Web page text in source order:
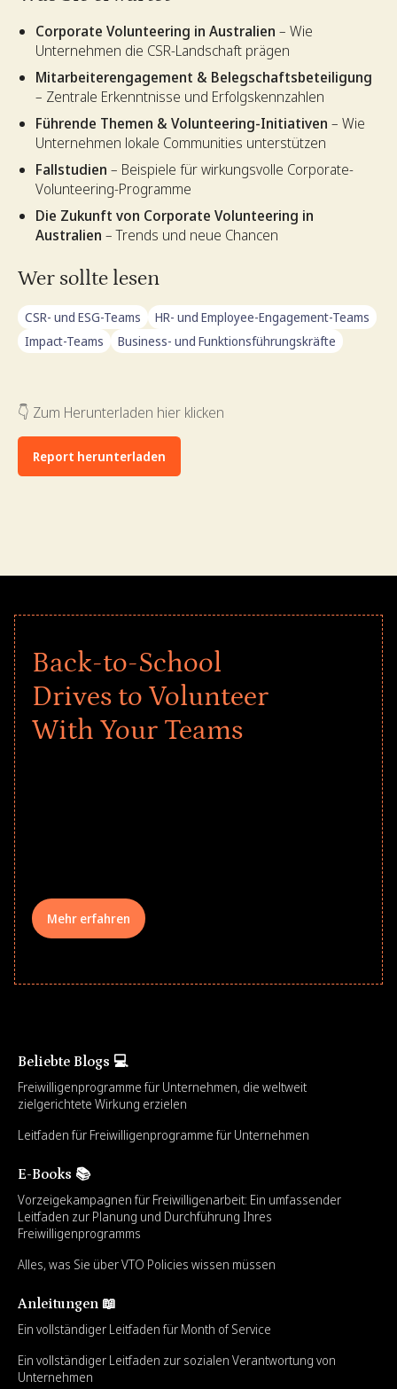
Corporate Volunteering in Australien – Wie
Unternehmen die CSR-Landschaft prägen
Mitarbeiterengagement & Belegschaftsbeteiligung
– Zentrale Erkenntnisse und Erfolgskennzahlen
Führende Themen & Volunteering-Initiativen – Wie
Unternehmen lokale Communities unterstützen
Fallstudien – Beispiele für wirkungsvolle Corporate-
Volunteering-Programme
Die Zukunft von Corporate Volunteering in
Australien – Trends und neue Chancen
Wer sollte lesen
CSR- und ESG-Teams
HR- und Employee-Engagement-Teams
Impact-Teams
Business- und Funktionsführungskräfte
👇 Zum Herunterladen hier klicken
Report herunterladen
Back-to-School
Drives to Volunteer
With Your Teams
Mehr erfahren
Beliebte Blogs 💻
Freiwilligenprogramme für Unternehmen, die weltweit
zielgerichtete Wirkung erzielen
Leitfaden für Freiwilligenprogramme für Unternehmen
E-Books 📚
Vorzeigekampagnen für Freiwilligenarbeit: Ein umfassender
Leitfaden zur Planung und Durchführung Ihres
Freiwilligenprogramms
Alles, was Sie über VTO Policies wissen müssen
Anleitungen 📖
Ein vollständiger Leitfaden für Month of Service
Ein vollständiger Leitfaden zur sozialen Verantwortung von
Unternehmen